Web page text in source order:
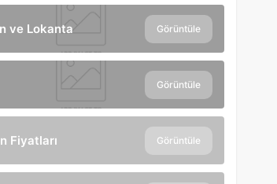
ve Lokanta Görüntüle
Görüntüle
Fiyatları Görüntüle